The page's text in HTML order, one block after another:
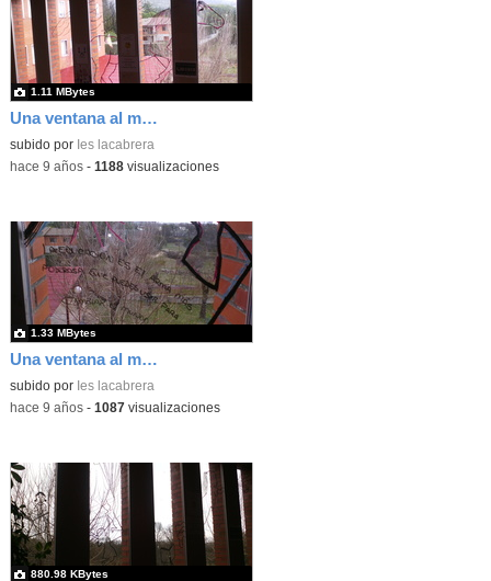
Una ventana al mundo 2 5
subido por Ies lacabrera
1.11 MBytes
-hace 9 años- 1188visualizaciones
Una ventana al mundo 2 6
subido por Ies lacabrera
1.33 MBytes
-hace 9 años- 1087visualizaciones
880.98 KBytes